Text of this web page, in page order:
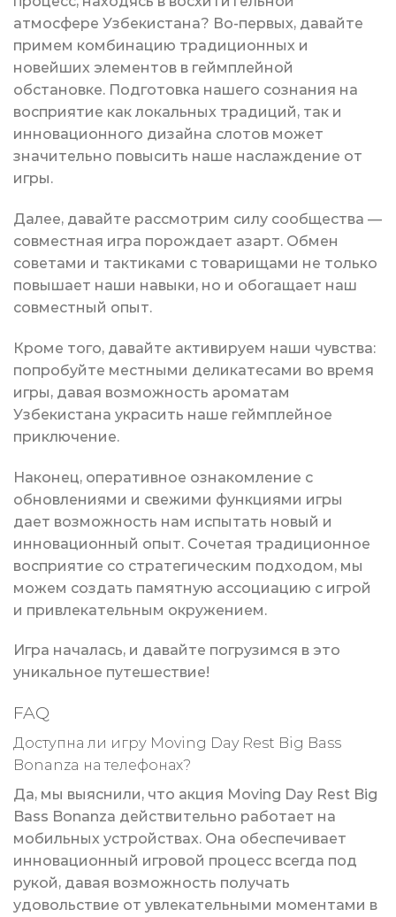
атмосфере Узбекистана? Во-первых, давайте
примем комбинацию традиционных и
новейших элементов в геймплейной
обстановке. Подготовка нашего сознания на
восприятие как локальных традиций, так и
инновационного дизайна слотов может
значительно повысить наше наслаждение от
игры.
Далее, давайте рассмотрим силу сообщества —
совместная игра порождает азарт. Обмен
советами и тактиками с товарищами не только
повышает наши навыки, но и обогащает наш
совместный опыт.
Кроме того, давайте активируем наши чувства:
попробуйте местными деликатесами во время
игры, давая возможность ароматам
Узбекистана украсить наше геймплейное
приключение.
Наконец, оперативное ознакомление с
обновлениями и свежими функциями игры
дает возможность нам испытать новый и
инновационный опыт. Сочетая традиционное
восприятие со стратегическим подходом, мы
можем создать памятную ассоциацию с игрой
и привлекательным окружением.
Игра началась, и давайте погрузимся в это
уникальное путешествие!
FAQ
Доступна ли игру Moving Day Rest Big Bass
Bonanza на телефонах?
Да, мы выяснили, что акция Moving Day Rest Big
Bass Bonanza действительно работает на
мобильных устройствах. Она обеспечивает
инновационный игровой процесс всегда под
рукой, давая возможность получать
удовольствие от увлекательными моментами в